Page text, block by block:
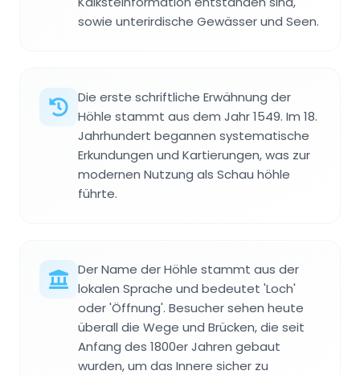
sowie unterirdische Gewässer und Seen.
Die erste schriftliche Erwähnung der
Höhle stammt aus dem Jahr 1549. Im 18.
Jahrhundert begannen systematische
Erkundungen und Kartierungen, was zur
modernen Nutzung als Schau höhle
führte.
Der Name der Höhle stammt aus der
lokalen Sprache und bedeutet 'Loch'
oder 'Öffnung'. Besucher sehen heute
überall die Wege und Brücken, die seit
Anfang des 1800er Jahren gebaut
wurden, um das Innere sicher zu